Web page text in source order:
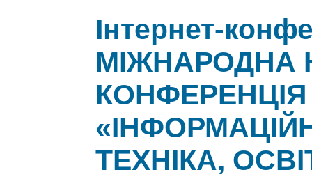
Інтернет-
МІЖНАРОДНА
ТЕХНІКА,